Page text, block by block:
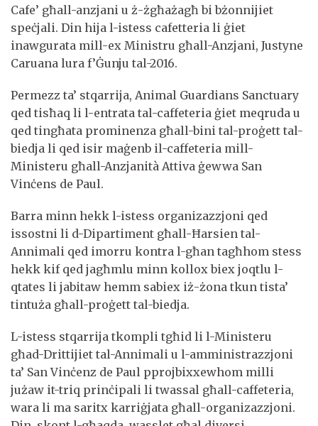
Cafe’ għall-anzjani u ż-żgħażagħ bi bżonnijiet
speċjali. Din hija l-istess cafetteria li ġiet
inawgurata mill-ex Ministru għall-Anzjani, Justyne
Caruana lura f’Ġunju tal-2016.
Permezz ta’ stqarrija, Animal Guardians Sanctuary
qed tisħaq li l-entrata tal-caffeteria ġiet meqruda u
qed tingħata prominenza għall-bini tal-proġett tal-
biedja li qed isir maġenb il-caffeteria mill-
Ministeru għall-Anzjanità Attiva ġewwa San
Vinċens de Paul.
Barra minn hekk l-istess organizazzjoni qed
issostni li d-Dipartiment għall-Ħarsien tal-
Annimali qed imorru kontra l-għan tagħhom stess
hekk kif qed jagħmlu minn kollox biex joqtlu l-
qtates li jabitaw hemm sabiex iż-żona tkun tista’
tintuża għall-proġett tal-biedja.
L-istess stqarrija tkompli tgħid li l-Ministeru
għad-Drittijiet tal-Annimali u l-amministrazzjoni
ta’ San Vinċenz de Paul pprojbixxewhom milli
jużaw it-triq prinċipali li twassal għall-caffeteria,
wara li ma saritx karriġjata għall-organizazzjoni.